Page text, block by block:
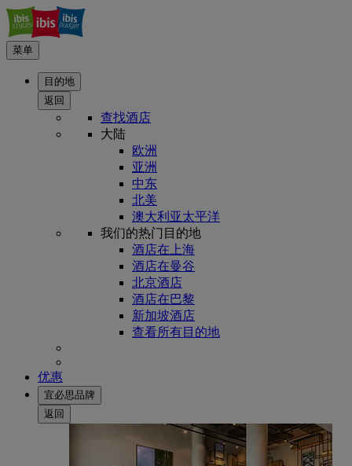
菜单
目的地
返回
查找酒店
大陆
欧洲
亚洲
中东
北美
澳大利亚太平洋
我们的热门目的地
酒店在上海
酒店在曼谷
北京酒店
酒店在巴黎
新加坡酒店
查看所有目的地
优惠
宜必思品牌
返回